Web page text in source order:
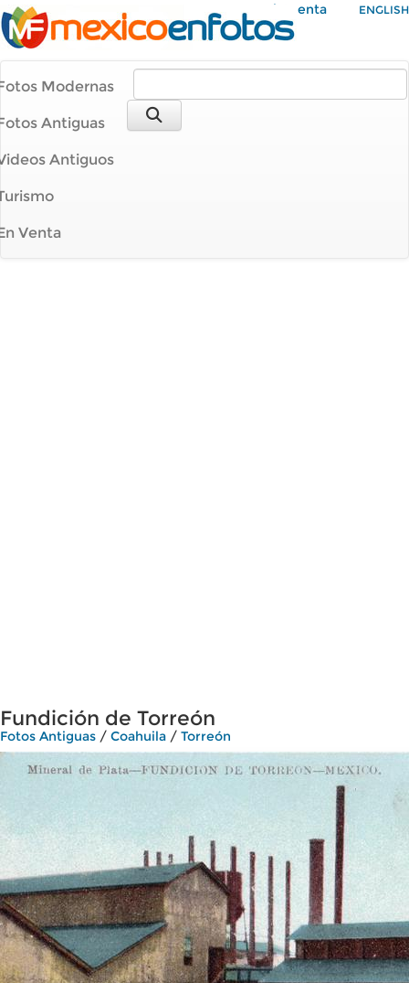
Mi Cuenta ENGLISH
Modernas
Antiguas
Antiguos
Venta
Fundición de Torreón
Fotos Antiguas / Coahuila / Torreón